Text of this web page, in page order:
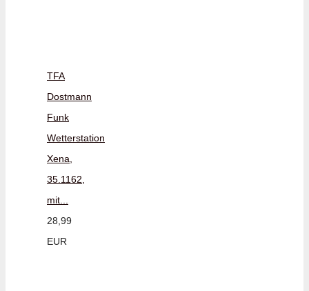
TFA
Dostmann
Funk
Wetterstation
Xena,
35.1162,
mit...
28,99
EUR